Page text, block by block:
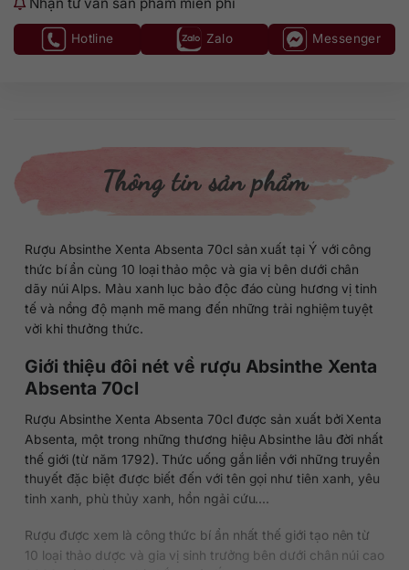
Hotline Zalo Messenger
Thông tin sản phẩm
Rượu Absinthe Xenta Absenta 70cl sản xuất tại Ý với công
thức bí ẩn cùng 10 loại thảo mộc và gia vị bên dưới chân
dãy núi Alps. Màu xanh lục bảo độc đáo cùng hương vị tinh
tế và nồng độ mạnh mẽ mang đến những trải nghiệm tuyệt
vời khi thưởng thức.
Giới thiệu đôi nét về rượu Absinthe Xenta
Absenta 70cl
Rượu Absinthe Xenta Absenta 70cl được sản xuất bởi Xenta
Absenta, một trong những thương hiệu Absinthe lâu đời nhất
thế giới (từ năm 1792). Thức uống gắn liền với những truyền
thuyết đặc biệt được biết đến với tên gọi như tiên xanh, yêu
tinh xanh, phù thủy xanh, hồn ngải cứu….
Rượu được xem là công thức bí ẩn nhất thế giới tạo nên từ
10 loại thảo dược và gia vị sinh trưởng bên dưới chân núi cao